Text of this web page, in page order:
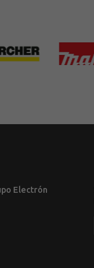
Electrón